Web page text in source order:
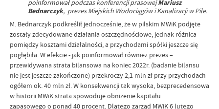
poinformował podczas konferencji prasowejMariusz
Bednarczyk, prezes Miejskich Wodociągów i Kanalizacji w Pile.
M. Bednarczyk podkreślił jednocześnie, że w pilskim MWiK podjęte
zostały zdecydowane działania oszczędnościowe, jednak różnica
pomiędzy kosztami działalności, a przychodami spółki jeszcze się
pogłębiła. W efekcie - jak poinformował również prezes –
przewidywana strata bilansowa na koniec 2022r. (badanie bilansu
nie jest jeszcze zakończone) przekroczy 2,1 mln zł przy przychodach
ogółem ok. 40 mln zł. W konsekwencji tak wysoka, bezprecedensowa
w historii MWiK strata spowoduje obniżenie kapitału
zapasowego o ponad 40 procent. Dlatego zarząd MWiK 6 lutego